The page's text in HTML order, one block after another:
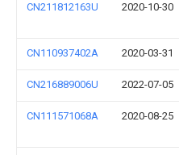
CN211812163U 2020-10-30
CN110937402A 2020-03-31
CN216889006U 2022-07-05
CN111571068A 2020-08-25